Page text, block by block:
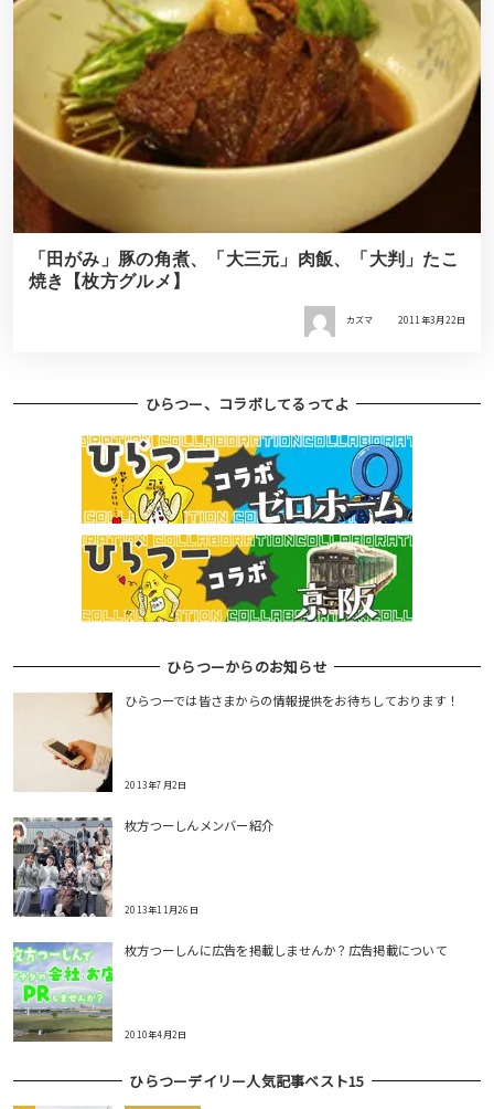
「田がみ」豚の角煮、「大三元」肉飯、「大判」たこ
焼き【枚方グルメ】
カズマ 2011年3月22日
ひらつー、コラボしてるってよ
ひらつーからのお知らせ
ひらつーでは皆さまからの情報提供をお待ちしております！
2013年7月2日
枚方つーしんメンバー紹介
2013年11月26日
枚方つーしんに広告を掲載しませんか？広告掲載について
2010年4月2日
ひらつーデイリー人気記事ベスト15